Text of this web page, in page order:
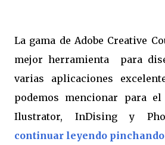
La gama de Adobe Creative
mejor herramienta para
varias aplicaciones
podemos mencionar para
Ilustrator, InDising y
continuar leyendo